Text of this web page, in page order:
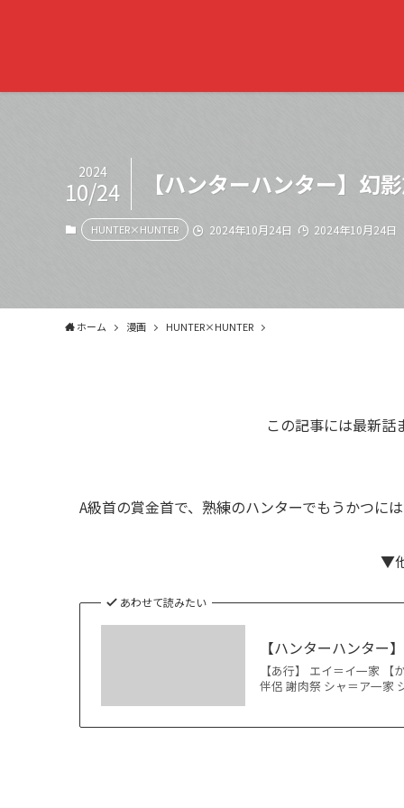
【ハンターハンター】幻
2024
10/24
HUNTER×HUNTER 2024年10月24日 2024年10月24日
ホーム 漫画 HUNTER×HUNTER
この記事には最新話
A級首の賞金首で、熟練のハンターでもうかつに
▼
あわせて読みたい
【ハンターハンター
【あ行】 エイ＝イ一家
伴侶 謝肉祭 シャ＝ア一家